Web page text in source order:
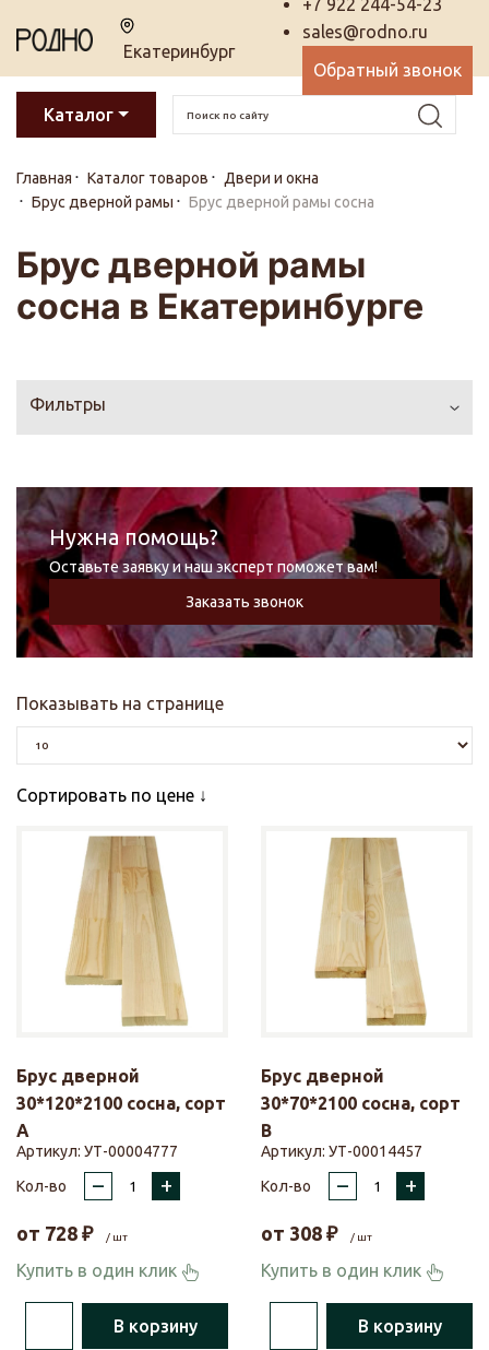
Екатеринбург
+7 922 244-54-23
sales@rodno.ru
Обратный звонок
Каталог
Главная Каталог товаров
Двери и окна
Брус дверной рамы
Брус дверной рамы сосна
Брус дверной рамы
сосна в Екатеринбурге
Фильтры
Нужна помощь?
Оставьте заявку и наш эксперт поможет вам!
Заказать звонок
Показывать на странице
Сортировать по цене
Брус дверной
30*120*2100 сосна, сорт
А
Артикул: УТ-00004777
Кол-во
– +
от 728 ₽ / шт
Купить в один клик
В корзину
Брус дверной
30*70*2100 сосна, сорт
В
Артикул: УТ-00014457
Кол-во
– +
от 308 ₽ / шт
Купить в один клик
В корзину